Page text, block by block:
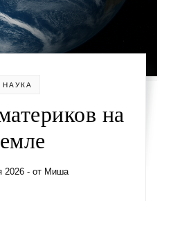
НАУКА
на
2026 - от Миша